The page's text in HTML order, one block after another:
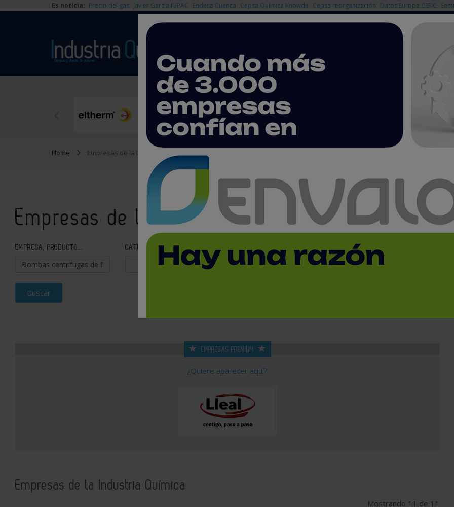
Es noticia: Precio del gas Javier García IUPAC Endesa Cuenca Cepsa Química Knowde Cepsa reorganización Datos Europa CEFIC
Home Empresas de la Industria Química
Empresas de la Industria Química
EMPRESA, PRODUCTO... CATEGORÍA PROVINCIA
Buscar
EMPRESAS PREMIUM
¿Quiere aparecer aquí?
Empresas de la Industria Química
Mostrando 11 de 11